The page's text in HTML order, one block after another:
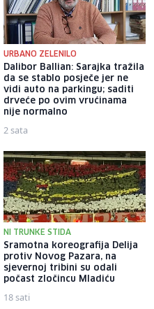
URBANO ZELENILO
Dalibor Ballian: Sarajka tražila
da se stablo posječe jer ne
vidi auto na parkingu; saditi
drveće po ovim vrućinama
nije normalno
2 sata
NI TRUNKE STIDA
Sramotna koreografija Delija
protiv Novog Pazara, na
sjevernoj tribini su odali
počast zločincu Mladiću
18 sati